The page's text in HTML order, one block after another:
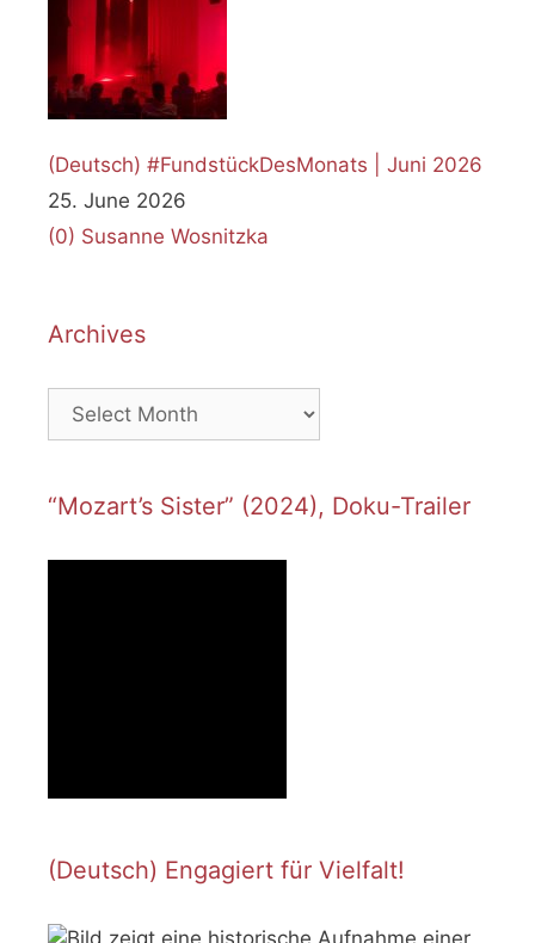
(Deutsch) #FundstückDesMonats | Juni 2026
25. June 2026
(0) Susanne Wosnitzka
Archives
Archives
“Mozart’s Sister” (2024), Doku-Trailer
(Deutsch) Engagiert für Vielfalt!